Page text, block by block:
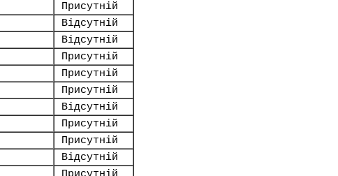
Присутній
Відсутній
Відсутній
Присутній
Присутній
Присутній
Відсутній
Присутній
Присутній
Відсутній